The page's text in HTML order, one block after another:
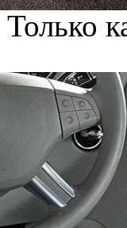
Только